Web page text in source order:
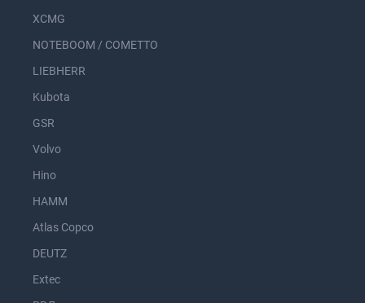
XCMG
NOTEBOOM / COMETTO
LIEBHERR
Kubota
GSR
Volvo
Hino
HAMM
Atlas Copco
DEUTZ
Extec